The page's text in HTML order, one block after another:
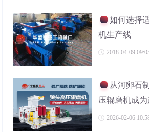
如何选择
机生产线
2018-04-09
从河卵石
压辊磨机成
2026-02-06